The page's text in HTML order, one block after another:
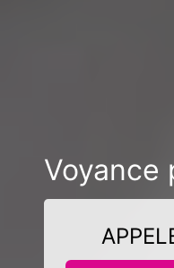
Voyance